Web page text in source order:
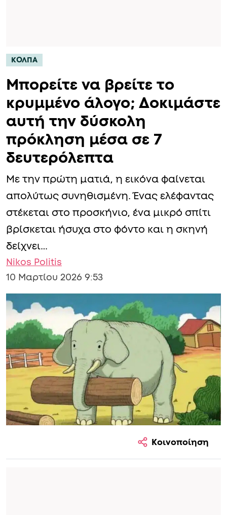
ΚΟΛΠΑ
Μπορείτε να βρείτε το
κρυμμένο άλογο; Δοκιμάστε
αυτή την δύσκολη
πρόκληση μέσα σε 7
δευτερόλεπτα
Με την πρώτη ματιά, η εικόνα φαίνεται
απολύτως συνηθισμένη. Ένας ελέφαντας
στέκεται στο προσκήνιο, ένα μικρό σπίτι
βρίσκεται ήσυχα στο φόντο και η σκηνή
δείχνει…
Nikos Politis
10 Μαρτίου 2026 9:53
Κοινοποίηση